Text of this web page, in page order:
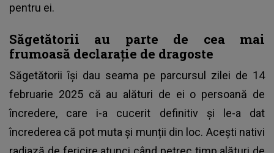
pentru ei.
Săgetătorii au parte de cea mai
frumoasă declarație de dragoste
Săgetătorii își dau seama pe parcursul zilei de 14
februarie 2025 că au alături de ei o persoană de
încredere, care i-a cucerit definitiv și le-a dat
încrederea că pot muta și munții din loc. Acești nativi